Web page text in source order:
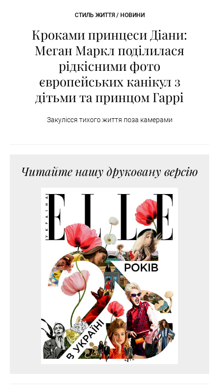
СТИЛЬ ЖИТТЯ / НОВИНИ
Кроками принцеси Діани:
Меган Маркл поділилася
рідкісними фото
європейських канікул з
дітьми та принцом Гаррі
Закулісся тихого життя поза камерами
Читайте нашу друковану версію